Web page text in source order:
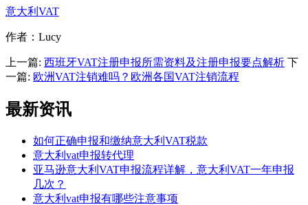
意大利VAT
作者：Lucy
上一篇: 西班牙VAT注册申报所需资料及注册申报要点解析 下
一篇: 欧洲VAT注销难吗？欧洲各国VAT注销流程
最新资讯
如何正确申报和缴纳意大利VAT税款
意大利vat申报转代理
亚马逊意大利VAT申报流程详解，意大利VAT一年申报
几次？
意大利vat申报有哪些注意事项